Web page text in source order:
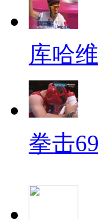
库哈
拳击